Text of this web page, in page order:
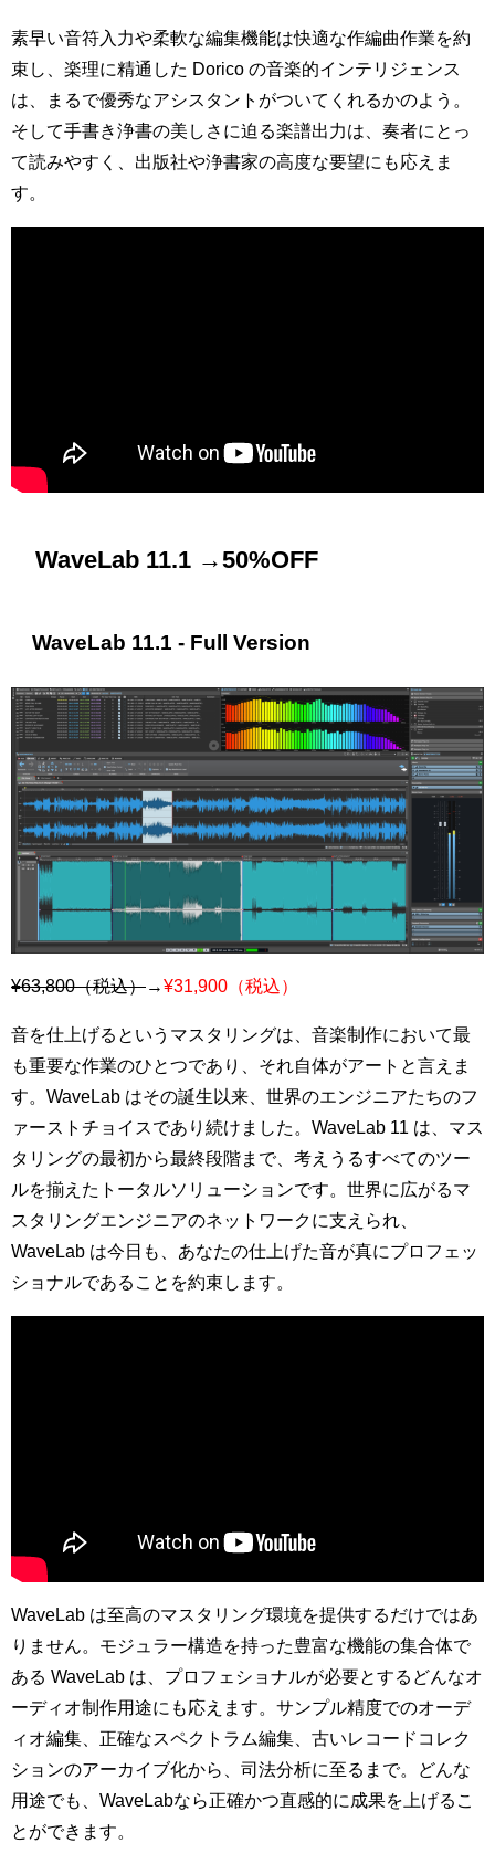
素早い音符入力や柔軟な編集機能は快適な作編曲作業を約
束し、楽理に精通した Dorico の音楽的インテリジェンス
は、まるで優秀なアシスタントがついてくれるかのよう。
そして手書き浄書の美しさに迫る楽譜出力は、奏者にとっ
て読みやすく、出版社や浄書家の高度な要望にも応えま
す。
WaveLab 11.1 →50%OFF
WaveLab 11.1 - Full Version
¥63,800（税込）→¥31,900（税込）
音を仕上げるというマスタリングは、音楽制作において最
も重要な作業のひとつであり、それ自体がアートと言えま
す。WaveLab はその誕生以来、世界のエンジニアたちのフ
ァーストチョイスであり続けました。WaveLab 11 は、マス
タリングの最初から最終段階まで、考えうるすべてのツー
ルを揃えたトータルソリューションです。世界に広がるマ
スタリングエンジニアのネットワークに支えられ、
WaveLab は今日も、あなたの仕上げた音が真にプロフェッ
ショナルであることを約束します。
WaveLab は至高のマスタリング環境を提供するだけではあ
りません。モジュラー構造を持った豊富な機能の集合体で
ある WaveLab は、プロフェショナルが必要とするどんなオ
ーディオ制作用途にも応えます。サンプル精度でのオーデ
ィオ編集、正確なスペクトラム編集、古いレコードコレク
ションのアーカイブ化から、司法分析に至るまで。どんな
用途でも、WaveLabなら正確かつ直感的に成果を上げるこ
とができます。